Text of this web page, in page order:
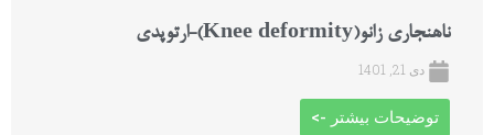
ناهنجاری زانو(Knee deformity)-ارتوپدی
دی 21, 1401
توضیحات بیشتر ->